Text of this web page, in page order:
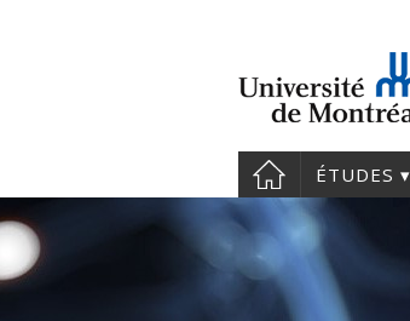
ÉTUDES